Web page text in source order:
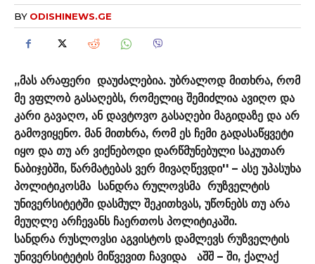
BY ODISHINEWS.GE
,,მას არაფერი დაუძალებია. უბრალოდ მითხრა, რომ
მე ვფლობ გასაღებს, რომელიც შემიძლია ავიღო და
კარი გავაღო, ან დავტოვო გასაღები მაგიდაზე და არ
გამოვიყენო. მან მითხრა, რომ ეს ჩემი გადასაწყვეტი
იყო და თუ არ ვიქნებოდი დარწმუნებული საკუთარ
ნაბიჯებში, წარმატებას ვერ მივაღწევდი'' – ასე უპასუხა
პოლიტიკოსმა სანდრა რულოვსმა რუზველტის
უნივერსიტეტში დასმულ შეკითხვას, უწონებს თუ არა
მეუღლე არჩევანს ჩაერთოს პოლიტიკაში.
სანდრა რუსლოვსი აგვისტოს დამლევს რუზველტის
უნივერსიტეტის მიწვევით ჩავიდა აშშ – ში, ქალაქ